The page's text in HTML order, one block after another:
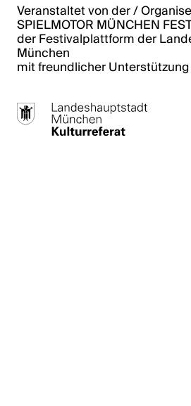
Veranstaltet von der /
SPIELMOTOR MÜNCHEN
der Festivalplattform der
München
mit freundlicher